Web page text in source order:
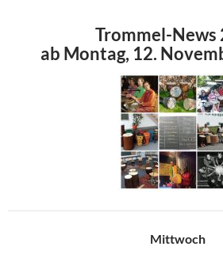
Trommel-News
ab Montag, 12.
Mittwoch